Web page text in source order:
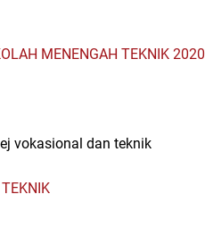
MENENGAH TEKNIK 2020
vokasional dan teknik